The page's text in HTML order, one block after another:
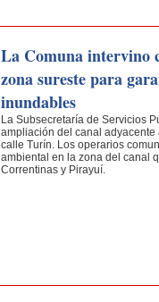
La Comuna intervino
zona sureste para
inundables
La Subsecretaría de Servicios
ampliación del canal
calle Turín. Los operarios
ambiental en la zona del canal
Correntinas y Pirayuí.